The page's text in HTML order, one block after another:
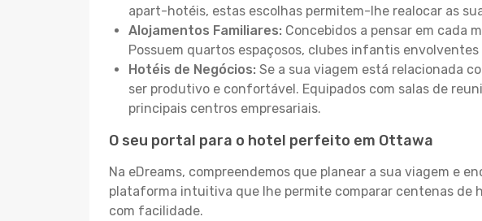
apart-hotéis, estas escolhas permitem-lhe realocar as
Alojamentos Familiares: Concebidos a pensar em cada
Possuem quartos espaçosos, clubes infantis
Hotéis de Negócios: Se a sua viagem está relacionada
ser produtivo e confortável. Equipados com salas de
principais centros empresariais.
O seu portal para o hotel perfeito em Ottawa
Na eDreams, compreendemos que planear a sua viagem e
plataforma intuitiva que lhe permite comparar centenas de
com facilidade.